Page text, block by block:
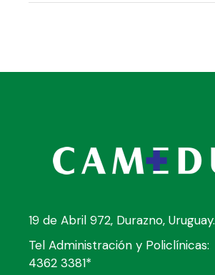
19 de Abril 972, Durazno, Uruguay.
Tel Administración y Policlínicas:
4362 3381*